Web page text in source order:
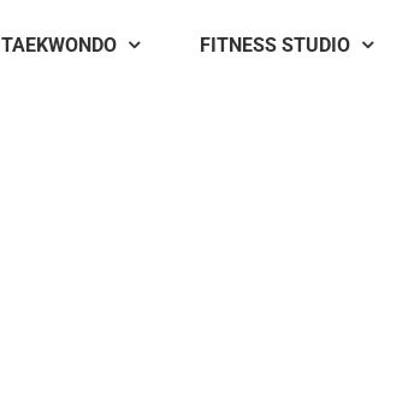
TAEKWONDO FITNESS STUDIO